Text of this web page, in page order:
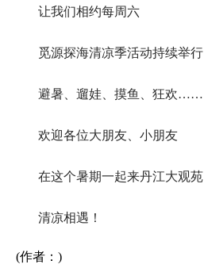
让我们相约每周六
觅源探海清凉季活动持续举行
避暑、遛娃、摸鱼、狂欢……
欢迎各位大朋友、小朋友
在这个暑期一起来丹江大观苑
清凉相遇！
(作者：)